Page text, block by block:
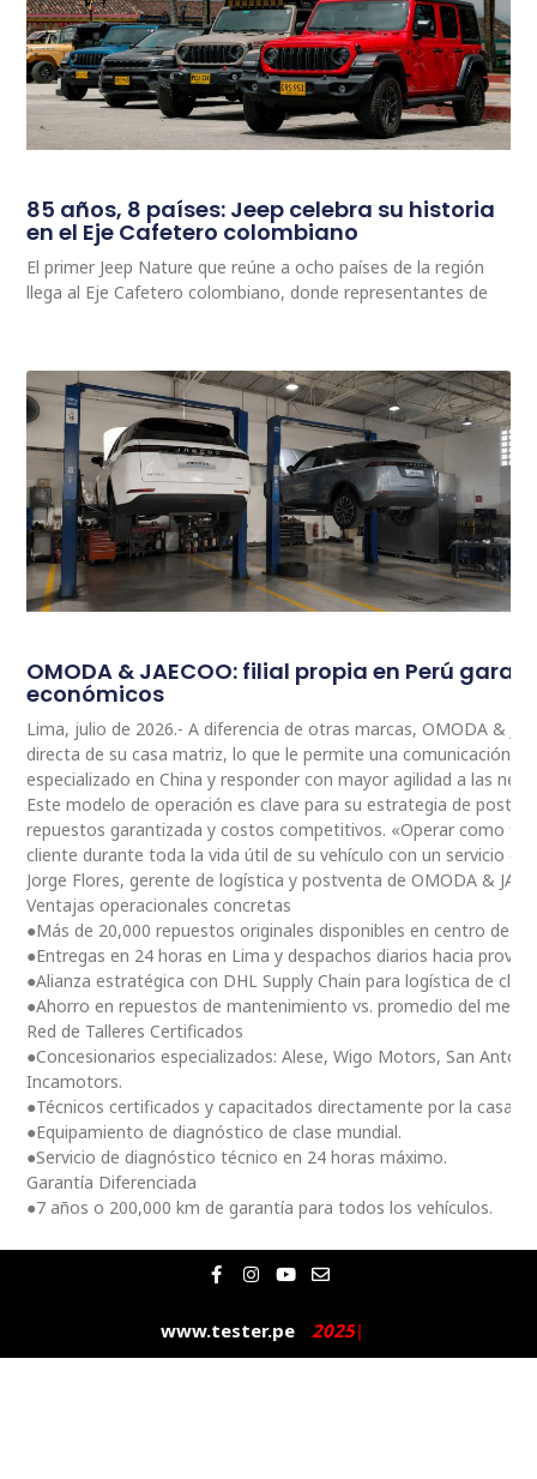
85 años, 8 países: Jeep celebra su historia
en el Eje Cafetero colombiano
El primer Jeep Nature que reúne a ocho países de la región
llega al Eje Cafetero colombiano, donde representantes de
OMODA & JAECOO: filial propia en Perú
económicos
Lima, julio de 2026.- A diferencia de otras marcas, OMODA &
directa de su casa matriz, lo que le permite una comunicación
especializado en China y responder con mayor agilidad a las
Este modelo de operación es clave para su estrategia de
repuestos garantizada y costos competitivos. «Operar como
cliente durante toda la vida útil de su vehículo con un servicio
Jorge Flores, gerente de logística y postventa de OMODA &
Ventajas operacionales concretas
●Más de 20,000 repuestos originales disponibles en centro de
●Entregas en 24 horas en Lima y despachos diarios hacia
●Alianza estratégica con DHL Supply Chain para logística de
●Ahorro en repuestos de mantenimiento vs. promedio del
Red de Talleres Certificados
●Concesionarios especializados: Alese, Wigo Motors, San
Incamotors.
●Técnicos certificados y capacitados directamente por la casa
●Equipamiento de diagnóstico de clase mundial.
●Servicio de diagnóstico técnico en 24 horas máximo.
Garantía Diferenciada
●7 años o 200,000 km de garantía para todos los vehículos.
F
a
e
b
o
I
n
t
a
g
Y
o
t
u
b
E
n
e
l
o
www.tester.pe 2025|